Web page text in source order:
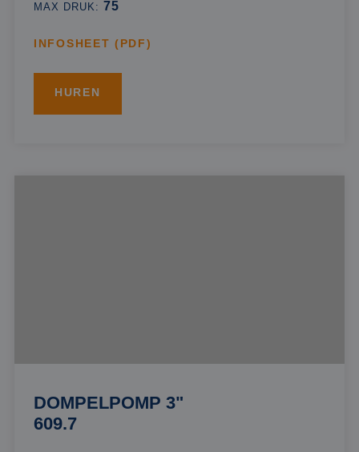
MAX DRUK: 75
INFOSHEET (PDF)
HUREN
DOMPELPOMP 3"
609.7